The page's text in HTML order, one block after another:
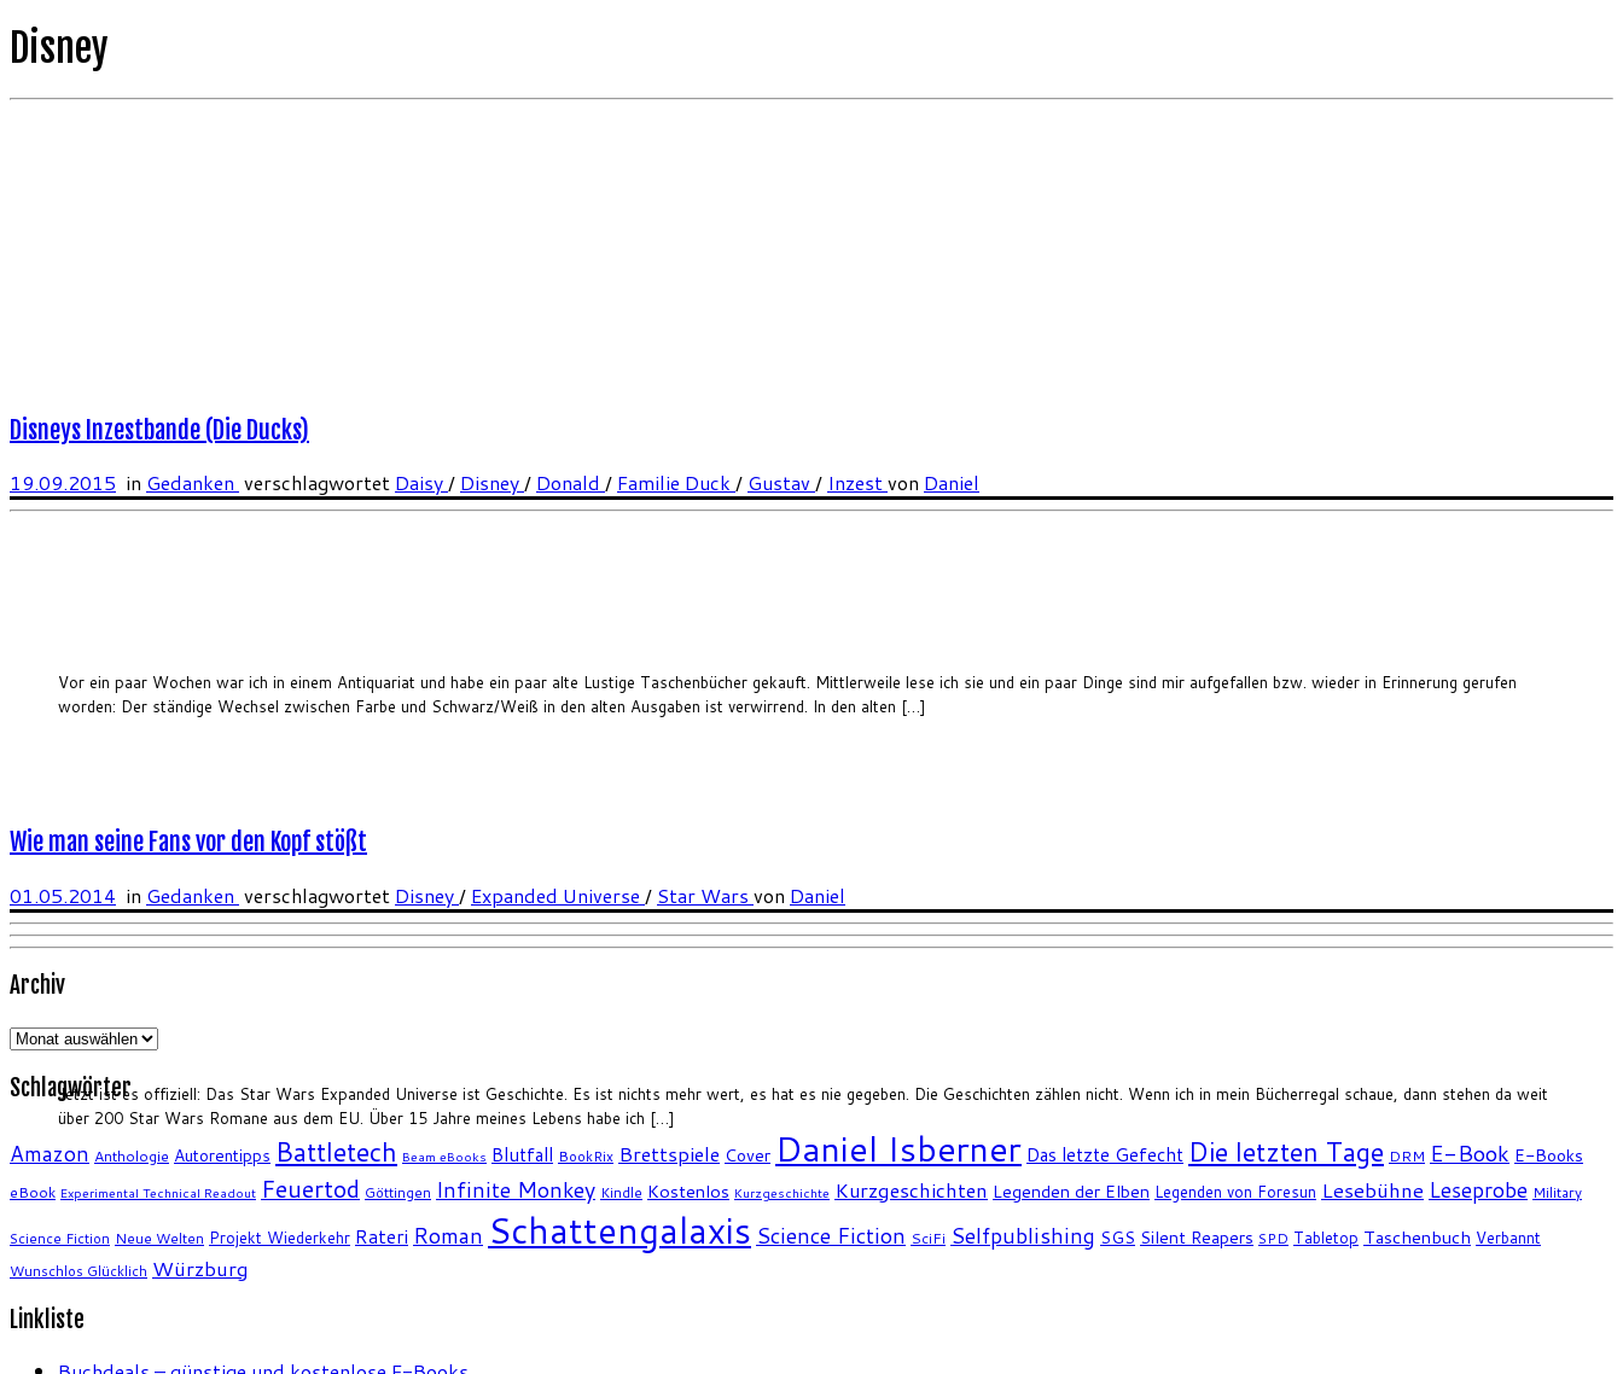
Disney
Vor ein paar Wochen war ich in einem Antiquariat und habe ein paar alte Lustige Taschenbücher gekauft. Mittlerweile lese ich sie und ein paar Dinge sind mir aufgefallen bzw. wieder in Erinnerung gerufen
worden: Der ständige Wechsel zwischen Farbe und Schwarz/Weiß in den alten Ausgaben ist verwirrend. In den alten […]
Disneys Inzestbande (Die Ducks)
19.09.2015 in Gedanken verschlagwortet Daisy/ Disney/ Donald / Familie Duck / Gustav / Inzestvon Daniel
Jetzt ist es offiziell: Das Star Wars Expanded Universe ist Geschichte. Es ist nichts mehr wert, es hat es nie gegeben. Die Geschichten zählen nicht. Wenn ich in mein Bücherregal schaue, dann stehen da weit
über 200 Star Wars Romane aus dem EU. Über 15 Jahre meines Lebens habe ich […]
Wie man seine Fans vor den Kopf stößt
01.05.2014 in Gedanken verschlagwortet Disney / Expanded Universe / Star Wars von Daniel
Archiv
Archiv
Schlagwörter
Amazon Anthologie Autorentipps Battletech Beam eBooks Blutfall BookRix Brettspiele Cover Daniel Isberner Das letzte Gefecht Die letzten Tage DRM E-Book E-Books
eBook Experimental Technical Readout Feuertod Göttingen Infinite Monkey Kindle Kostenlos Kurzgeschichte Kurzgeschichten Legenden der Elben Legenden von Foresun Lesebühne Leseprobe Military
Science Fiction Neue Welten Projekt Wiederkehr Rateri Roman Schattengalaxis Science Fiction SciFi Selfpublishing SGS Silent Reapers SPD Tabletop Taschenbuch Verbannt
Wunschlos Glücklich Würzburg
Linkliste